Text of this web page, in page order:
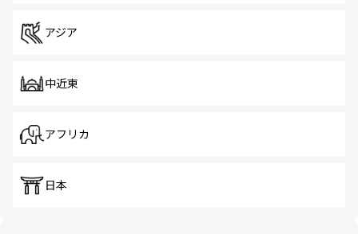
アジア
中近東
アフリカ
日本